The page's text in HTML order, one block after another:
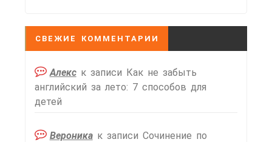
СВЕЖИЕ КОММЕНТАРИИ
Алекск записи Как не забыть
английский за лето: 7 способов для
детей
Вероникак записи Сочинение по